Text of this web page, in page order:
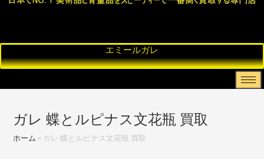
エミールガレ
ナンシードーム
ペルシャ絨毯
西洋美術・アン
彫刻買取、ブロ
骨董品・古美術
ガレ 蝶とルピナス文花瓶 買取
ホーム » ガレ 蝶とルピナス文花瓶 買取